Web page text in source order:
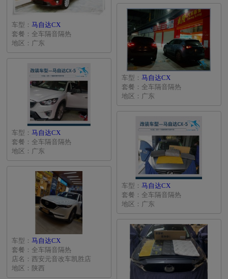
车型： 马自达CX
套餐：全车隔音隔热
地区：广东
车型： 马自达CX
套餐：全车隔音隔热
地区：广东
车型： 马自达CX
套餐：全车隔音隔热
地区：广东
车型： 马自达CX
套餐：全车隔音隔热
地区：广东
车型： 马自达CX
套餐：全车隔音隔热
店名：西安元音改车凯胜店
地区：陕西